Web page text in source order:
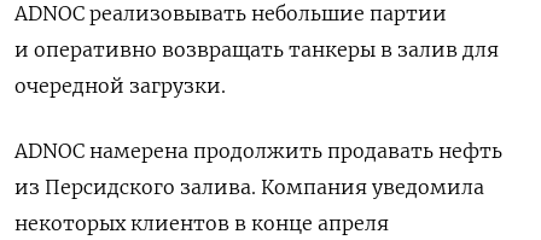
ADNOC реализовывать небольшие партии
и оперативно возвращать танкеры в залив для
очередной загрузки.
ADNOC ​намерена продолжить продавать нефть
из Персидского залива. ⁠Компания уведомила
некоторых клиентов в конце апреля